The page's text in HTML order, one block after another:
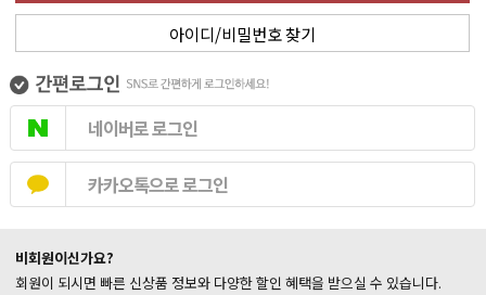
아이디/비밀번호 찾기
네이버로 로그인
카카오톡으로 로그인
비회원이신가요?
회원이 되시면 빠른 신상품 정보와 다양한 할인 혜택을 받으실 수 있습니다.